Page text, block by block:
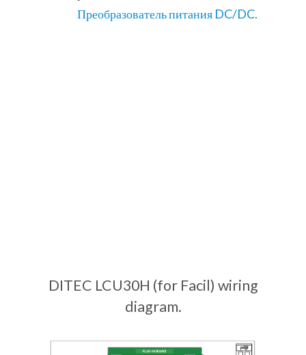
Преобразователь питания DC/DC.
DITEC LCU30H (for Facil) wiring
diagram.